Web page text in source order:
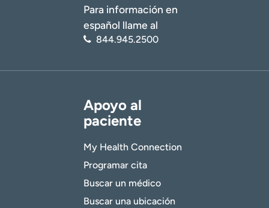
Para información en
español llame al
844.945.2500
Apoyo al
paciente
My Health Connection
Programar cita
Buscar un médico
Buscar una ubicación